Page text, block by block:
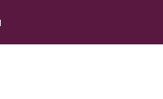
Villaseca
Víctor Puerto en